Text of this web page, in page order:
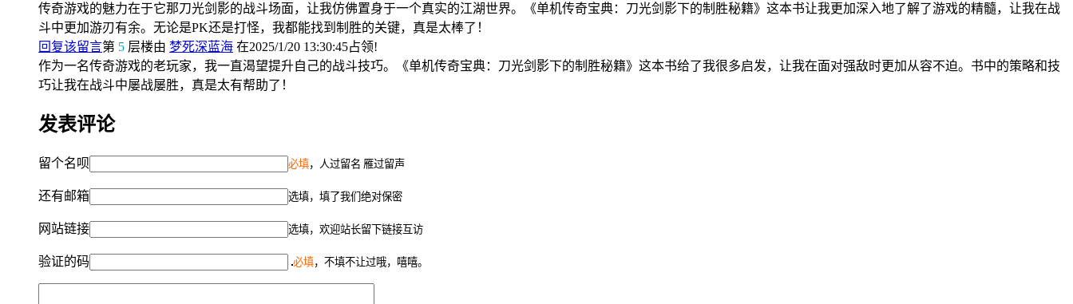
传奇游戏的魅力在于它那刀光剑影的战斗场面，让我仿佛置身于一个真实的江湖世界。《单机传奇宝典：刀光剑影下的制胜秘籍》这本书让我更加深入地了解了游戏的精髓，让我在战
斗中更加游刃有余。无论是PK还是打怪，我都能找到制胜的关键，真是太棒了！
回复该留言第 5 层楼由 梦死深蓝海 在2025/1/20 13:30:45占领!
作为一名传奇游戏的老玩家，我一直渴望提升自己的战斗技巧。《单机传奇宝典：刀光剑影下的制胜秘籍》这本书给了我很多启发，让我在面对强敌时更加从容不迫。书中的策略和技
巧让我在战斗中屡战屡胜，真是太有帮助了！
发表评论
留个名呗 必填，人过留名 雁过留声
还有邮箱 选填，填了我们绝对保密
网站链接 选填，欢迎站长留下链接互访
验证的码 必填，不填不让过哦，嘻嘻。